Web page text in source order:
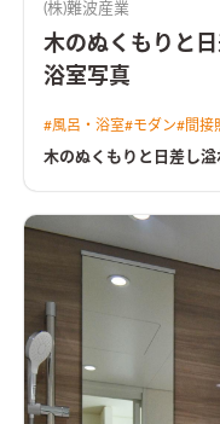
(株)難波産業
木のぬくもりと
浴室写真
#風呂・浴室#モダン#間接
木のぬくもりと日差し